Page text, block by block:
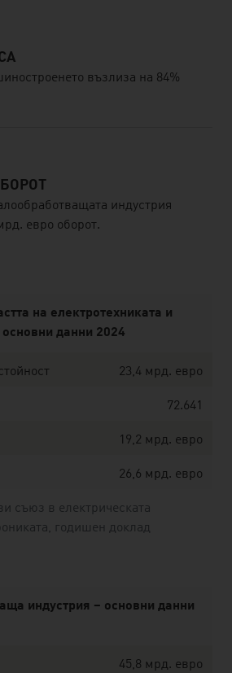
възлиза на 84%
индустрия
евро оборот.
съюз в електрическата
годишен доклад
на електротехниката и
основни данни 2024
23,4 мрд. евро
72.641
19,2 мрд. евро
26,6 мрд. евро
индустрия – основни данни
45,8 мрд. евро